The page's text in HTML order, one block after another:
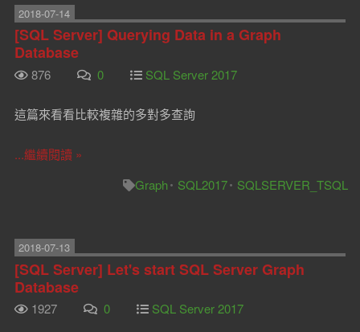
2018-07-14
[SQL Server] Querying Data in a Graph
Database
876 0 SQL Server 2017
這篇來看看比較複雜的多對多查詢
...繼續閱讀 »
Graph
SQL2017 SQLSERVER_TSQL
2018-07-13
[SQL Server] Let's start SQL Server Graph
Database
1927 0 SQL Server 2017